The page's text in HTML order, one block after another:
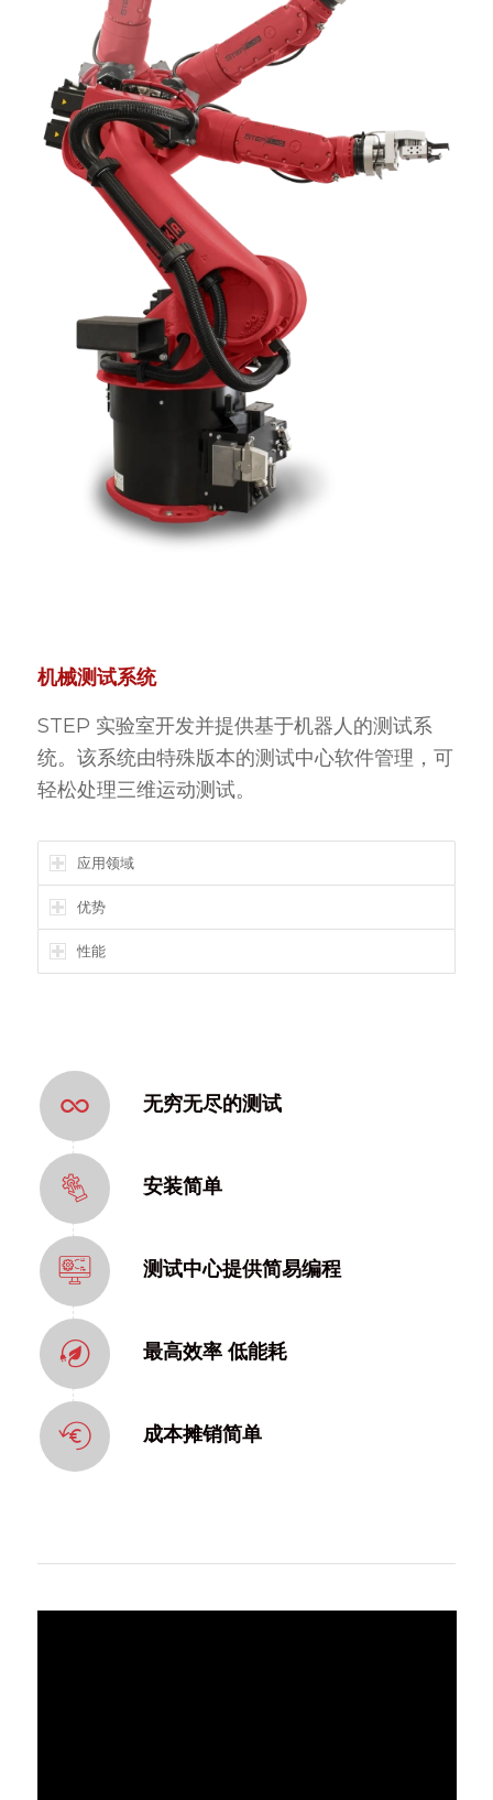
机械测试系统
STEP 实验室开发并提供基于机器人的测试系
统。该系统由特殊版本的测试中心软件管理，可
轻松处理三维运动测试。
应用领域
优势
性能
无穷无尽的测试
安装简单
测试中心提供简易编程
最高效率 低能耗
成本摊销简单